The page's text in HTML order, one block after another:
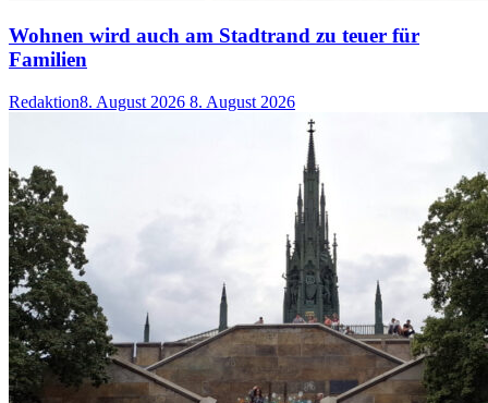
Wohnen wird auch am Stadtrand zu teuer für
Familien
Redaktion8. August 2026 8. August 2026